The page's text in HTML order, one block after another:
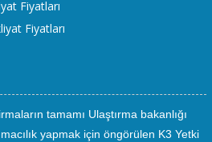
Fiyatları
Fiyatları
tamamı Ulaştırma bakanlığı
yapmak için öngörülen K3 Yetki